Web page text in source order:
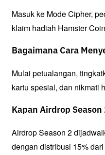
Masuk ke Mode Cipher,
klaim hadiah Hamster
Bagaimana Cara
Mulai petualangan,
kartu spesial, dan nikmati
Kapan Airdrop
Airdrop Season 2
dengan distribusi 15%